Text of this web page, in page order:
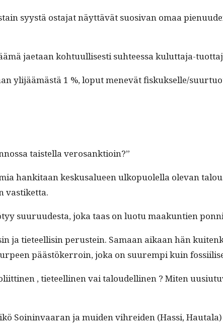
syys­tä osta­jat näyt­tävät suo­si­van omaa
jae­taan kohtu­ullis­es­ti suh­teessa kuluttaja-
yli­jäämästä 1 %, lop­ut menevät fiskukselle/
tais­tel­la verosanktioin?”
han­ki­taan keskusalueen ulkop­uolel­la ole­van
vastiketta.
suu­ru­ud­es­ta, joka taas on luo­tu maakun­tien
ja tieteel­lisin perustein. Samaan aikaan hän
päästök­er­roin, joka on suurem­pi kuin
, tieteelli­nen vai taloudelli­nen ? Miten
Soin­in­vaaran ja muiden vihrei­den (Has­si,